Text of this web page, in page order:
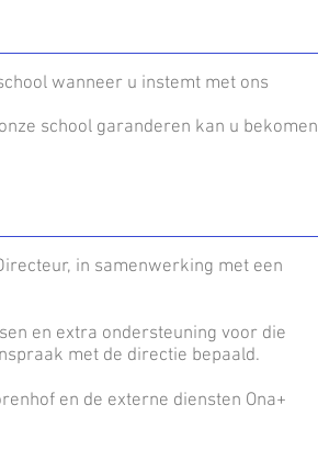
wanneer u instemt met ons
school garanderen kan u bekomen
in samenwerking met een
en extra ondersteuning voor die
met de directie bepaald.
en de externe diensten Ona+